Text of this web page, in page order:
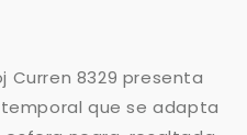
Curren 8329 presenta
que se adapta